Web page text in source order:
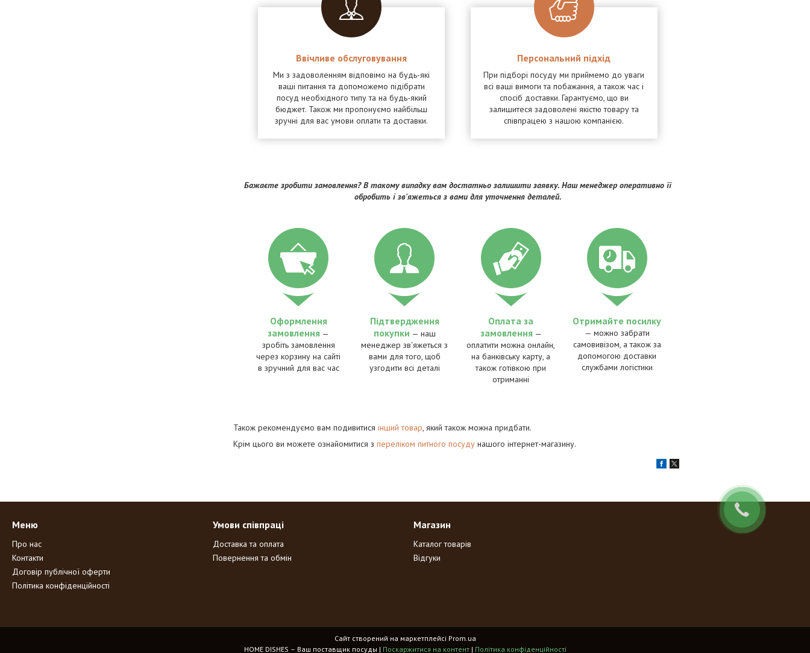
Ввічливе обслуговування
Ми з задоволенням відповімо на будь-які
ваші питання та допоможемо підібрати
посуд необхідного типу та на будь-який
бюджет. Також ми пропонуємо найбільш
зручні для вас умови оплати та доставки.
Персональний підхід
При підборі посуду ми приймемо до уваги
всі ваші вимоги та побажання, а також час і
спосіб доставки. Гарантуємо, що ви
залишитеся задоволені якістю товару та
співпрацею з нашою компанією.
Бажаєте зробити замовлення? В такому випадку вам достатньо залишити заявку. Наш менеджер оперативно її
обробить і зв'яжеться з вами для уточнення деталей.
Оформлення
замовлення —
зробіть замовлення
через корзину на сайті
в зручний для вас час
Підтвердження
покупки — наш
менеджер зв'яжеться з
вами для того, щоб
узгодити всі деталі
Оплата за
замовлення —
оплатити можна онлайн,
на банківську карту, а
також готівкою при
отриманні
Отримайте посилку
— можно забрати
самовивізом, а також за
допомогою доставки
службами логістики
Також рекомендуємо вам подивитися інший товар, який також можна придбати.
Крім цього ви можете ознайомитися з переліком питного посуду нашого інтернет-магазину.
Меню
Про нас
Контакти
Договір публічної оферти
Політика конфіденційності
Умови співпраці
Доставка та оплата
Повернення та обмін
Магазин
Каталог товарів
Відгуки
Сайт створений на маркетплейсі Prom.ua
HOME DISHES – Ваш поставщик посуды | Поскаржитися на контент | Політика конфіденційності